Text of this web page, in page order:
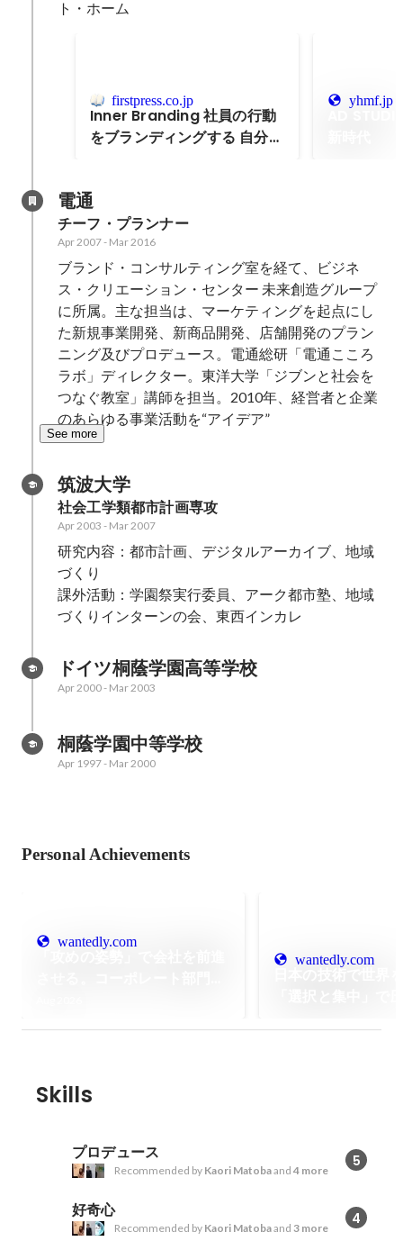
デルの紹介
ト・ホーム
firstpress.co.jp
Inner Branding 社員の行動
をブランディングする 自分ゴ
yhmf.jp
電通
チーフ・プランナー
Apr 2007- Mar 2016
ブランド・コンサルティング室を経て、ビジネ
ス・クリエーション・センター 未来創造グループ
に所属。主な担当は、マーケティングを起点にし
た新規事業開発、新商品開発、店舗開発のプラン
ニング及びプロデュース。電通総研「電通こころ
ラボ」ディレクター。東洋大学「ジブンと社会を
つなぐ教室」講師を担当。2010年、経営者と企業
のあらゆる事業活動を“アイデア”
See more
筑波大学
社会工学類都市計画専攻
Apr 2003 - Mar 2007
研究内容：都市計画、デジタルアーカイブ、地域
づくり
課外活動：学園祭実行委員、アーク都市塾、地域
づくりインターンの会、東西インカレ
ドイツ桐蔭学園高等学校
Apr 2000- Mar 2003
桐蔭学園中等学校
Apr 1997- Mar 2000
Personal Achievements
wantedly.com
wantedly.com
Skills
プロデュース 5
Recommended by Kaori Matobaand 4 more
好奇心 4
Recommended by Kaori Matobaand 3 more